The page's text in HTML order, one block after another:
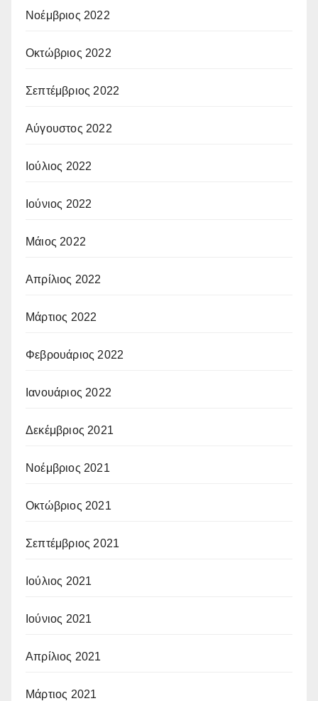
Νοέμβριος 2022
Οκτώβριος 2022
Σεπτέμβριος 2022
Αύγουστος 2022
Ιούλιος 2022
Ιούνιος 2022
Μάιος 2022
Απρίλιος 2022
Μάρτιος 2022
Φεβρουάριος 2022
Ιανουάριος 2022
Δεκέμβριος 2021
Νοέμβριος 2021
Οκτώβριος 2021
Σεπτέμβριος 2021
Ιούλιος 2021
Ιούνιος 2021
Απρίλιος 2021
Μάρτιος 2021